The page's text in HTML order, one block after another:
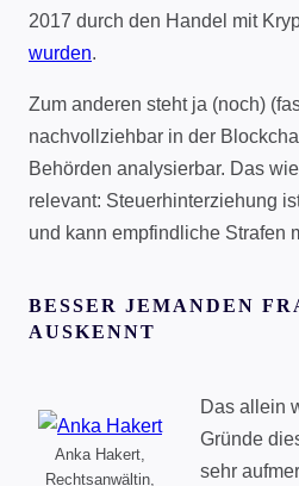
2017 durch den Handel mit
wurden.
Zum anderen steht ja (noch)
nachvollziehbar in der
Behörden analysierbar. Das
relevant: Steuerhinterziehung
und kann empfindliche Strafen
BESSER JEMANDEN
AUSKENNT
Anka Hakert,
Rechtsanwältin,
Das allein
Gründe
sehr